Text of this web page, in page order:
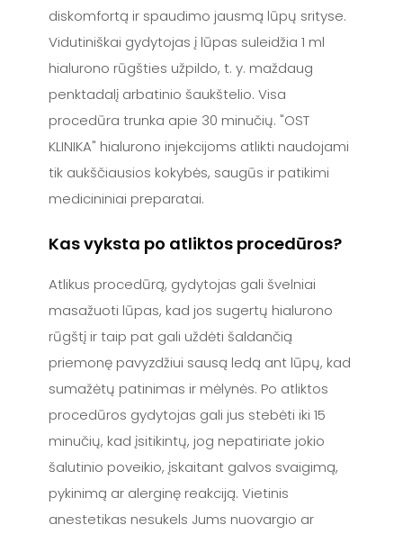
diskomfortą ir spaudimo jausmą lūpų srityse.
Vidutiniškai gydytojas į lūpas suleidžia 1 ml
hialurono rūgšties užpildo, t. y. maždaug
penktadalį arbatinio šaukštelio. Visa
procedūra trunka apie 30 minučių. "OST
KLINIKA" hialurono injekcijoms atlikti naudojami
tik aukščiausios kokybės, saugūs ir patikimi
medicininiai preparatai.
Kas vyksta po atliktos procedūros?
Atlikus procedūrą, gydytojas gali švelniai
masažuoti lūpas, kad jos sugertų hialurono
rūgštį ir taip pat gali uždėti šaldančią
priemonę pavyzdžiui sausą ledą ant lūpų, kad
sumažėtų patinimas ir mėlynės. Po atliktos
procedūros gydytojas gali jus stebėti iki 15
minučių, kad įsitikintų, jog nepatiriate jokio
šalutinio poveikio, įskaitant galvos svaigimą,
pykinimą ar alerginę reakciją. Vietinis
anestetikas nesukels Jums nuovargio ar